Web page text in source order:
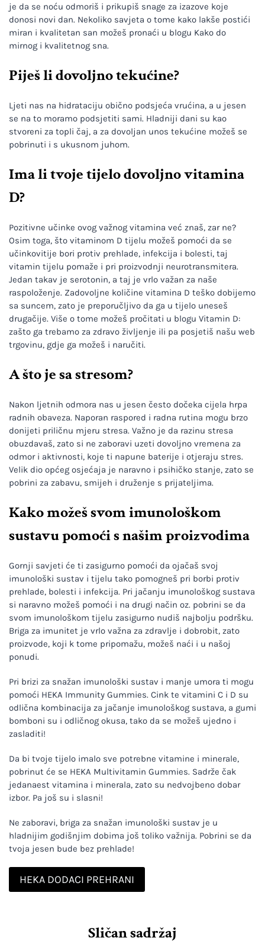
je da se noću odmoriš i prikupiš snage za izazove koje
donosi novi dan. Nekoliko savjeta o tome kako lakše postići
miran i kvalitetan san možeš pronaći u blogu Kako do
mirnog i kvalitetnog sna.
Piješ li dovoljno tekućine?
Ljeti nas na hidrataciju obično podsjeća vrućina, a u jesen
se na to moramo podsjetiti sami. Hladniji dani su kao
stvoreni za topli čaj, a za dovoljan unos tekućine možeš se
pobrinuti i s ukusnom juhom.
Ima li tvoje tijelo dovoljno vitamina
D?
Pozitivne učinke ovog važnog vitamina već znaš, zar ne?
Osim toga, što vitaminom D tijelu možeš pomoći da se
učinkovitije bori protiv prehlade, infekcija i bolesti, taj
vitamin tijelu pomaže i pri proizvodnji neurotransmitera.
Jedan takav je serotonin, a taj je vrlo važan za naše
raspoloženje. Zadovoljne količine vitamina D teško dobijemo
sa suncem, zato je preporučljivo da ga u tijelo uneseš
drugačije. Više o tome možeš pročitati u blogu Vitamin D:
zašto ga trebamo za zdravo življenje ili pa posjetiš našu web
trgovinu, gdje ga možeš i naručiti.
A što je sa stresom?
Nakon ljetnih odmora nas u jesen često dočeka cijela hrpa
radnih obaveza. Naporan raspored i radna rutina mogu brzo
donijeti priličnu mjeru stresa. Važno je da razinu stresa
obuzdavaš, zato si ne zaboravi uzeti dovoljno vremena za
odmor i aktivnosti, koje ti napune baterije i otjeraju stres.
Velik dio općeg osjećaja je naravno i psihičko stanje, zato se
pobrini za zabavu, smijeh i druženje s prijateljima.
Kako možeš svom imunološkom
sustavu pomoći s našim proizvodima
Gornji savjeti će ti zasigurno pomoći da ojačaš svoj
imunološki sustav i tijelu tako pomogneš pri borbi protiv
prehlade, bolesti i infekcija. Pri jačanju imunološkog sustava
si naravno možeš pomoći i na drugi način oz. pobrini se da
svom imunološkom tijelu zasigurno nudiš najbolju podršku.
Briga za imunitet je vrlo važna za zdravlje i dobrobit, zato
proizvode, koji k tome pripomažu, možeš naći i u našoj
ponudi.
Pri brizi za snažan imunološki sustav i manje umora ti mogu
pomoći HEKA Immunity Gummies. Cink te vitamini C i D su
odlična kombinacija za jačanje imunološkog sustava, a gumi
bomboni su i odličnog okusa, tako da se možeš ujedno i
zasladiti!
Da bi tvoje tijelo imalo sve potrebne vitamine i minerale,
pobrinut će se HEKA Multivitamin Gummies. Sadrže čak
jedanaest vitamina i minerala, zato su nedvojbeno dobar
izbor. Pa još su i slasni!
Ne zaboravi, briga za snažan imunološki sustav je u
hladnijim godišnjim dobima još toliko važnija. Pobrini se da
tvoja jesen bude bez prehlade!
HEKA DODACI PREHRANI
Sličan sadržaj